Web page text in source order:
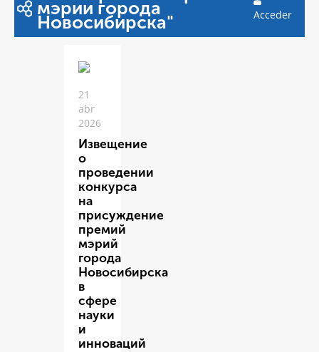
мэрии города
Новосибирска" Acceder
21
abr
2026
Извещение
о
проведении
конкурса
на
присуждение
премий
мэрий
города
Новосибирска
в
сфере
науки
и
инноваций